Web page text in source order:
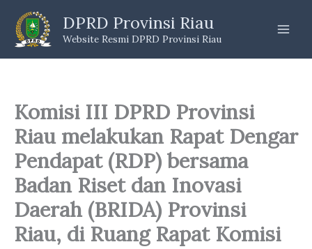
content
DPRD Provinsi Riau
Website Resmi DPRD Provinsi Riau
Komisi III DPRD Provinsi
Riau melakukan Rapat Dengar
Pendapat (RDP) bersama
Badan Riset dan Inovasi
Daerah (BRIDA) Provinsi
Riau, di Ruang Rapat Komisi